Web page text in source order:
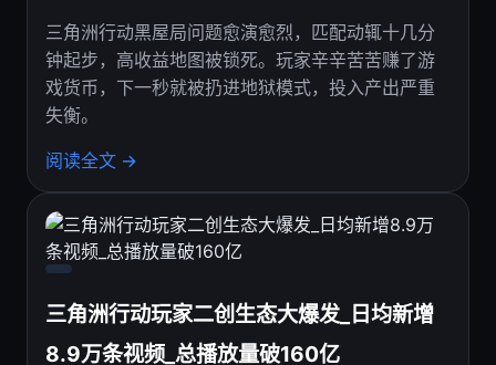
三角洲行动黑屋局问题愈演愈烈，匹配动辄十几分
钟起步，高收益地图被锁死。玩家辛辛苦苦赚了游
戏货币，下一秒就被扔进地狱模式，投入产出严重
失衡。
阅读全文 →
三角洲行动玩家二创生态大爆发_日均新增
8.9万条视频_总播放量破160亿